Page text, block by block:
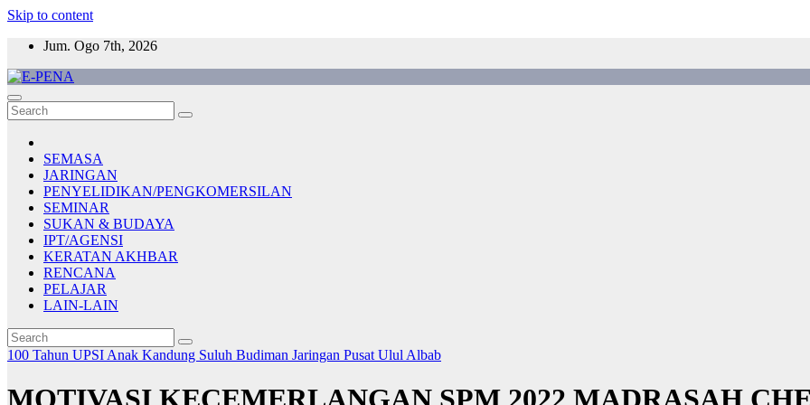
Skip to content
Jum. Ogo 7th, 2026
E-PENA
Berita Digital Terkini
SEMASA
JARINGAN
PENYELIDIKAN/PENGKOMERSILAN
SEMINAR
SUKAN & BUDAYA
IPT/AGENSI
KERATAN AKHBAR
RENCANA
PELAJAR
LAIN-LAIN
100 Tahun UPSI Anak Kandung Suluh Budiman Jaringan Pusat Ulul Albab